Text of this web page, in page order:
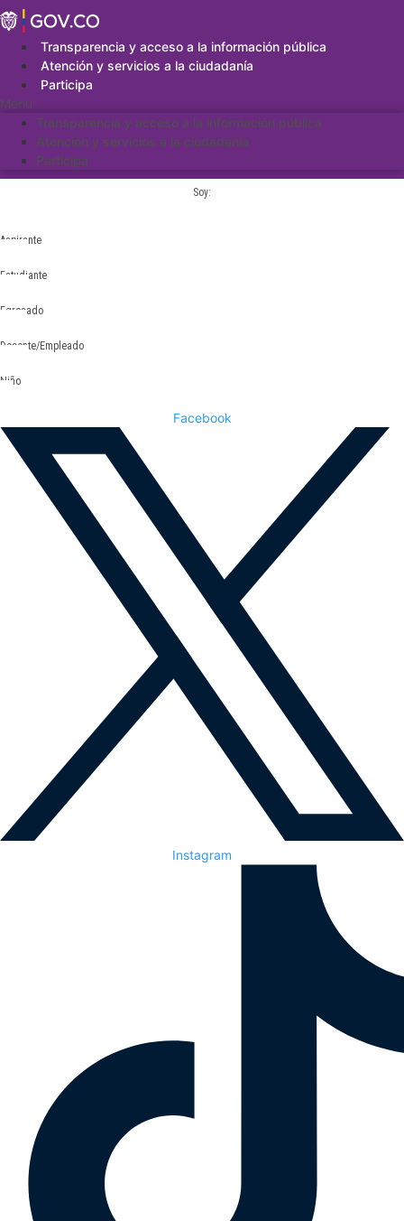
Saltar
al
contenidoTransparencia y acceso a la información pública
Atención y servicios a la ciudadanía
Participa
Menu
Transparencia y acceso a la información pública
Atención y servicios a la ciudadanía
Participa
Soy:
Aspirante
Estudiante
Egresado
Docente/Empleado
Niño
Facebook
Instagram